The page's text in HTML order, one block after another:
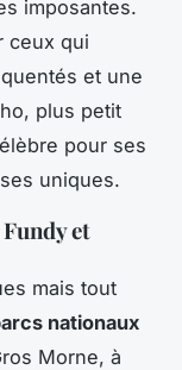
imposantes.
ceux qui
et une
plus petit
pour ses
uniques.
et
mais tout
nationaux
Morne, à